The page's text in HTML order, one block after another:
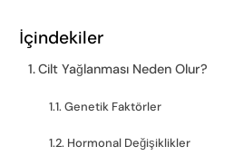
İçindekiler
Cilt Yağlanması Neden Olur?
Genetik Faktörler
Hormonal Değişiklikler